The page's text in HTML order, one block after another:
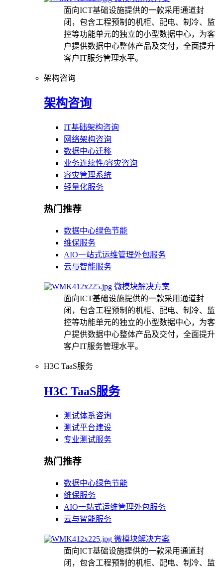
面向ICT基础设施提供的一款采用通道封
闭，包含工程预制的机柜、配电、制冷、监
控等功能单元的独立的小型数据中心，为客
户提供数据中心整体产品及交付，全面提升
客户IT服务管理水平。
架构咨询
架构咨询
IT基础架构咨询
网络架构咨询
数据中心迁移
业务连续性/容灾咨询
容灾管理系统
轻量化服务
热门推荐
数据中心绿色节能
维保服务
AIO一站式运维管理外包服务
云与智能服务
微模块解决方案
面向ICT基础设施提供的一款采用通道封
闭，包含工程预制的机柜、配电、制冷、监
控等功能单元的独立的小型数据中心，为客
户提供数据中心整体产品及交付，全面提升
客户IT服务管理水平。
H3C TaaS服务
H3C TaaS服务
测试体系咨询
测试平台建设
专业测试服务
热门推荐
数据中心绿色节能
维保服务
AIO一站式运维管理外包服务
云与智能服务
微模块解决方案
面向ICT基础设施提供的一款采用通道封
闭，包含工程预制的机柜、配电、制冷、监